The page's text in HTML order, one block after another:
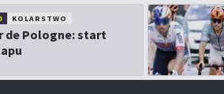
KOLARSTWO
de Pologne: start